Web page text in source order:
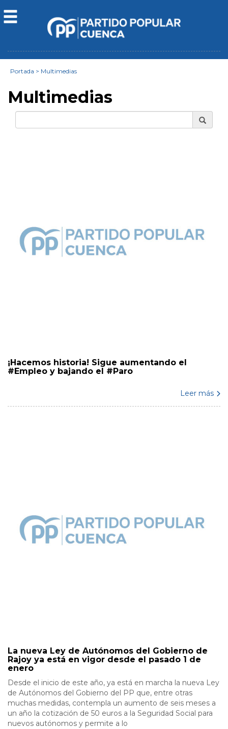
Portada > Multimedias
Multimedias
¡Hacemos historia! Sigue aumentando el
#Empleo y bajando el #Paro
Leer más
La nueva Ley de Autónomos del Gobierno de
Rajoy ya está en vigor desde el pasado 1 de
enero
Desde el inicio de este año, ya está en marcha la nueva Ley
de Autónomos del Gobierno del PP que, entre otras
muchas medidas, contempla un aumento de seis meses a
un año la cotización de 50 euros a la Seguridad Social para
nuevos autónomos y permite a lo